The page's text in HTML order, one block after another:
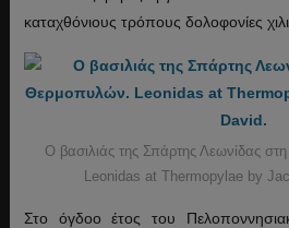
καταχθόνιους τρόπους δολοφονίες
Ο βασιλιάς της Σπάρτης Λεωνίδας
Leonidas at Thermopylae by
Στο όγδοο έτος του